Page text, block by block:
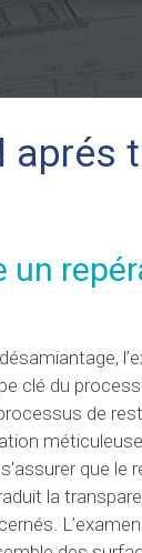
aprés
un
clé du
de
que
la